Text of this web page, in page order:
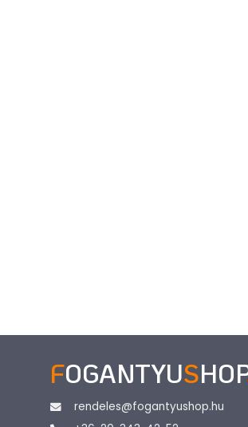
FOGANTYUSHOP
rendeles@fogantyushop.hu